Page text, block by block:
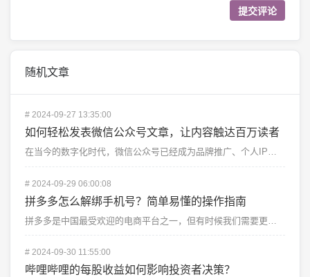
随机文章
# 2024-09-27 13:35:00
如何轻松发表微信公众号文章，让内容触达百万读者
在当今的数字化时代，微信公众号已经成为品牌推广、个人IP打造以及内容营销的重要平台。无论你是企业主、...
# 2024-09-29 06:00:08
拼多多怎么解绑手机号？简单易懂的操作指南
# 2024-09-30 11:55:00
哔哩哔哩的每股收益如何影响投资者决策？